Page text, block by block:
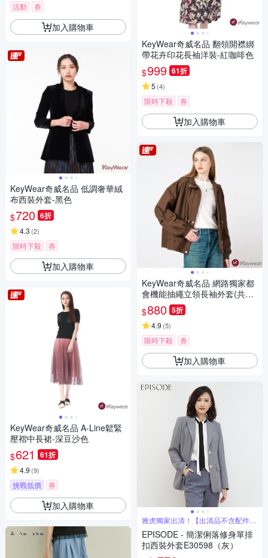
活動 券
加入購物車
KeyWear奇威名品 低調奢華絨
布西裝外套-黑色
$720 6折
4.3 (2)
限時下殺 券
加入購物車
KeyWear奇威名品 A-Line鬆緊
壓褶中長裙-深豆沙色
$621 61折
4.9 (9)
挑戰低價 券
加入購物車
KeyWear奇威名品 翻領開襟綁
帶花卉印花長袖洋裝-紅咖啡色
$999 61折
5 (4)
限時下殺 券
加入購物車
KeyWear奇威名品 網路獨家都
會機能抽繩立領長袖外套(共3
色)-咖啡色
$880 5折
4.9 (5)
限時下殺 券
加入購物車
雅虎獨家出清！【出清品不含配件腰
帶腰鏈】
EPISODE - 簡潔俐落修身單排
扣西裝外套E30598（灰）